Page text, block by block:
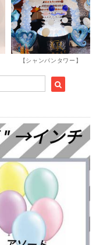
【シャンパンタワー】